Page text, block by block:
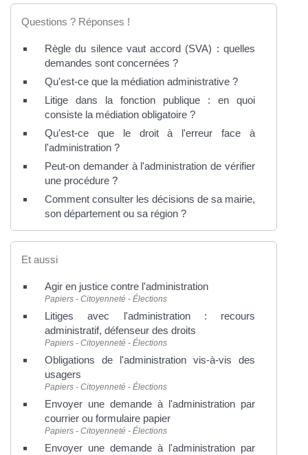
Questions ? Réponses !
Règle du silence vaut accord (SVA) : quelles
demandes sont concernées ?
Qu'est-ce que la médiation administrative ?
Litige dans la fonction publique : en quoi
consiste la médiation obligatoire ?
Qu'est-ce que le droit à l'erreur face à
l'administration ?
Peut-on demander à l'administration de vérifier
une procédure ?
Comment consulter les décisions de sa mairie,
son département ou sa région ?
Et aussi
Agir en justice contre l'administration
Papiers - Citoyenneté - Élections
Litiges avec l'administration : recours
administratif, défenseur des droits
Papiers - Citoyenneté - Élections
Obligations de l'administration vis-à-vis des
usagers
Papiers - Citoyenneté - Élections
Envoyer une demande à l'administration par
courrier ou formulaire papier
Papiers - Citoyenneté - Élections
Envoyer une demande à l'administration par